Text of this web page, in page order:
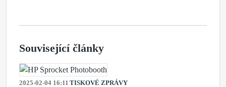
Související články
2025-02-04 16:11 TISKOVÉ ZPRÁVY